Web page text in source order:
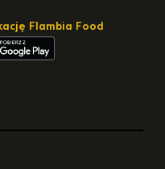
Flambia Food